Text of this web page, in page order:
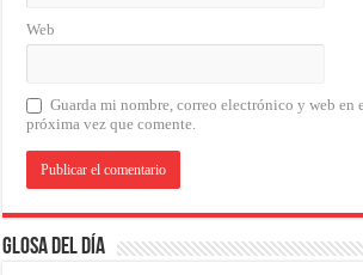
Web
Guarda mi nombre, correo electrónico y web en
próxima vez que comente.
Glosa del Día